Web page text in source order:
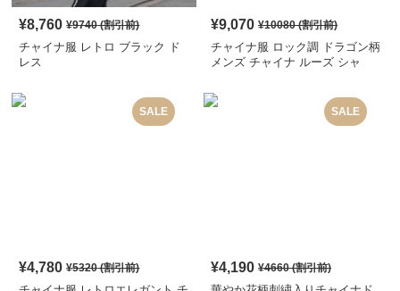
¥8,760 ¥9740(割引前)
チャイナ服 レトロ ブラック ド
レス
¥9,070 ¥10080(割引前)
チャイナ服 ロック調 ドラゴン柄
メンズ チャイナ ルーズ シャ
SALE
¥4,780 ¥5320(割引前)
SALE
¥4,190 ¥4660(割引前)